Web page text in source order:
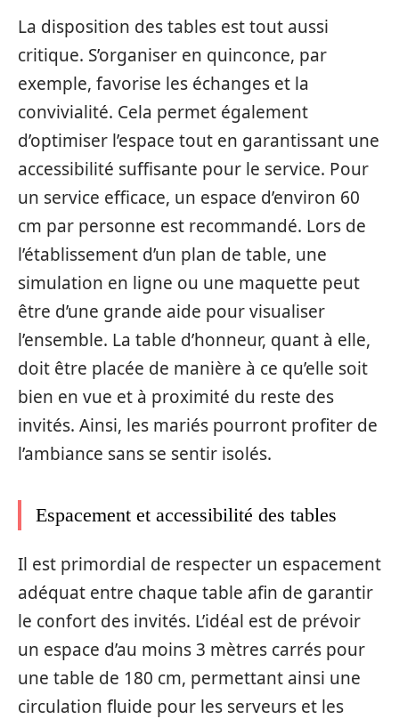
La disposition des tables est tout aussi
critique. S’organiser en quinconce, par
exemple, favorise les échanges et la
convivialité. Cela permet également
d’optimiser l’espace tout en garantissant une
accessibilité suffisante pour le service. Pour
un service efficace, un espace d’environ 60
cm par personne est recommandé. Lors de
l’établissement d’un plan de table, une
simulation en ligne ou une maquette peut
être d’une grande aide pour visualiser
l’ensemble. La table d’honneur, quant à elle,
doit être placée de manière à ce qu’elle soit
bien en vue et à proximité du reste des
invités. Ainsi, les mariés pourront profiter de
l’ambiance sans se sentir isolés.
Espacement et accessibilité des tables
Il est primordial de respecter un espacement
adéquat entre chaque table afin de garantir
le confort des invités. L’idéal est de prévoir
un espace d’au moins 3 mètres carrés pour
une table de 180 cm, permettant ainsi une
circulation fluide pour les serveurs et les